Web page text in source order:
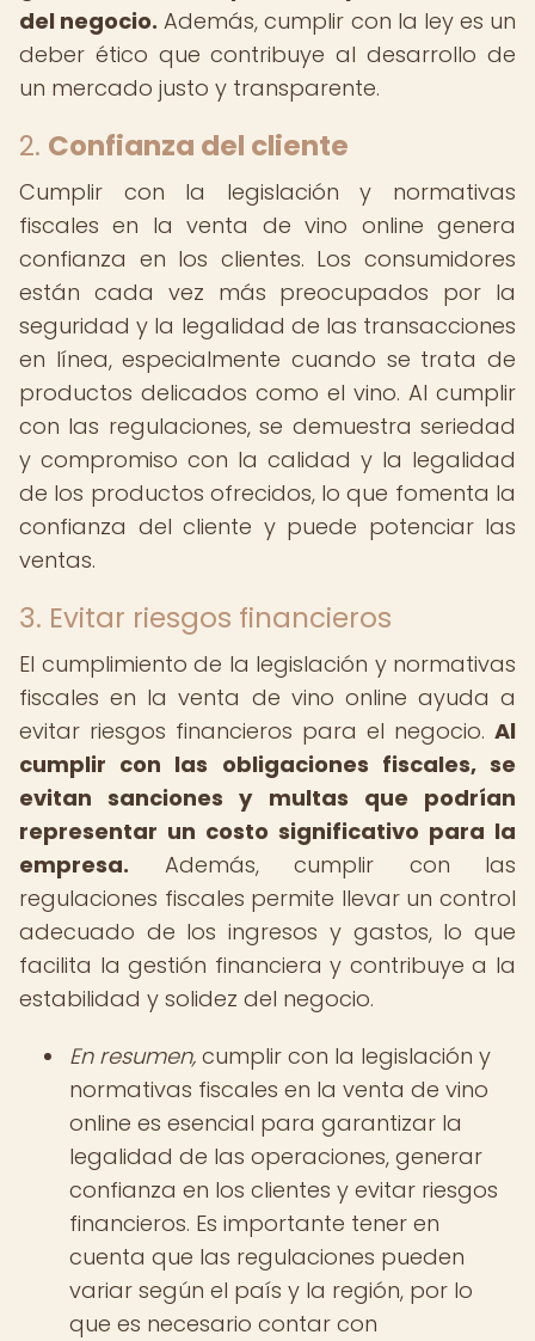
del negocio. Además, cumplir con la ley es un
deber ético que contribuye al desarrollo de
un mercado justo y transparente.
2. Confianza del cliente
Cumplir con la legislación y normativas
fiscales en la venta de vino online genera
confianza en los clientes. Los consumidores
están cada vez más preocupados por la
seguridad y la legalidad de las transacciones
en línea, especialmente cuando se trata de
productos delicados como el vino. Al cumplir
con las regulaciones, se demuestra seriedad
y compromiso con la calidad y la legalidad
de los productos ofrecidos, lo que fomenta la
confianza del cliente y puede potenciar las
ventas.
3. Evitar riesgos financieros
El cumplimiento de la legislación y normativas
fiscales en la venta de vino online ayuda a
evitar riesgos financieros para el negocio. Al
cumplir con las obligaciones fiscales, se
evitan sanciones y multas que podrían
representar un costo significativo para la
empresa. Además, cumplir con las
regulaciones fiscales permite llevar un control
adecuado de los ingresos y gastos, lo que
facilita la gestión financiera y contribuye a la
estabilidad y solidez del negocio.
En resumen, cumplir con la legislación y
normativas fiscales en la venta de vino
online es esencial para garantizar la
legalidad de las operaciones, generar
confianza en los clientes y evitar riesgos
financieros. Es importante tener en
cuenta que las regulaciones pueden
variar según el país y la región, por lo
que es necesario contar con